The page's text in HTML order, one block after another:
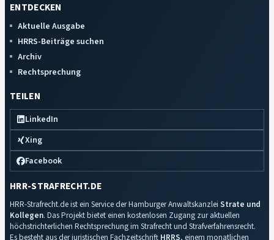
ENTDECKEN
Aktuelle Ausgabe
HRRS-Beiträge suchen
Archiv
Rechtsprechung
TEILEN
LinkedIn
Xing
Facebook
HRR-STRAFRECHT.DE
HRR-Strafrecht.de ist ein Service der Hamburger Anwaltskanzlei Strate und
Kollegen. Das Projekt bietet einen kostenlosen Zugang zur aktuellen
höchstrichterlichen Rechtsprechung im Strafrecht und Strafverfahrensrecht.
Es besteht aus der juristischen Fachzeitschrift HRRS, einem monatlichen